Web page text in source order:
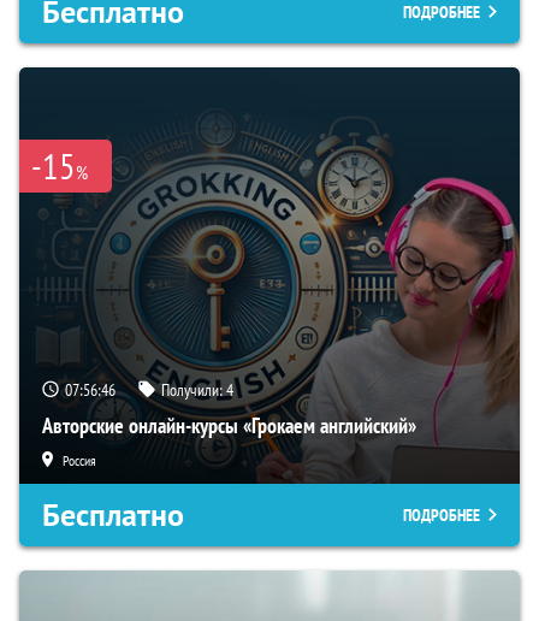
Бесплатно ПОДРОБНЕЕ
-15%
07:56:45 Получили:4
Авторские онлайн-курсы «Грокаем английский»
Россия
Бесплатно ПОДРОБНЕЕ